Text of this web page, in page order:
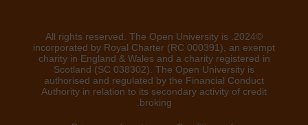
©2024. All rights reserved. The Open University is
incorporated by Royal Charter (RC 000391), an exempt
charity in England & Wales and a charity registered in
Scotland (SC 038302). The Open University is
authorised and regulated by the Financial Conduct
Authority in relation to its secondary activity of credit
broking.